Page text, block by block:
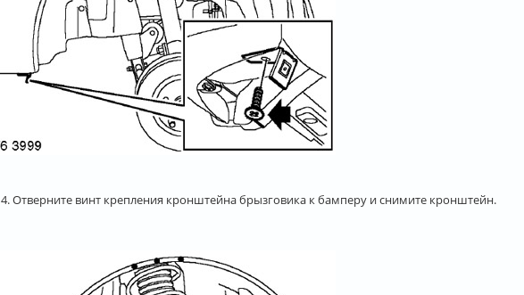
4. Отверните винт крепления кронштейна брызговика к бамперу и снимите кронштейн.